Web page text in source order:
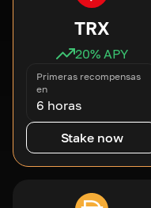
TRX
20% APY
Primeras recompensas
en
6 horas
Stake now